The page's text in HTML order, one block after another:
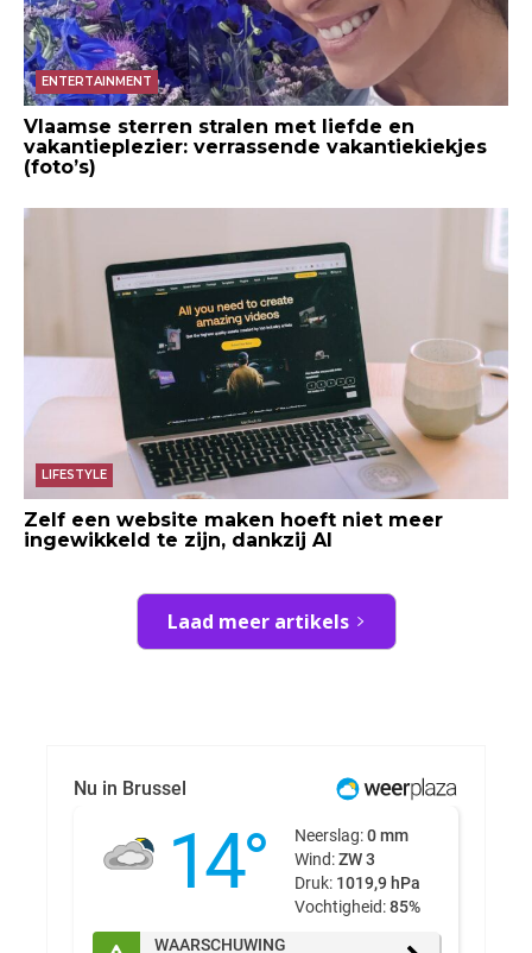
ENTERTAINMENT
Vlaamse sterren stralen met liefde en
vakantieplezier: verrassende vakantiekiekjes
(foto’s)
LIFESTYLE
Zelf een website maken hoeft niet meer
ingewikkeld te zijn, dankzij AI
Laad meer artikels